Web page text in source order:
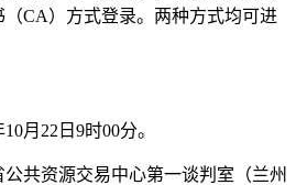
CA）方式登录。两种方式均可进
月22日9时00分。
公共资源交易中心第一谈判室（兰州